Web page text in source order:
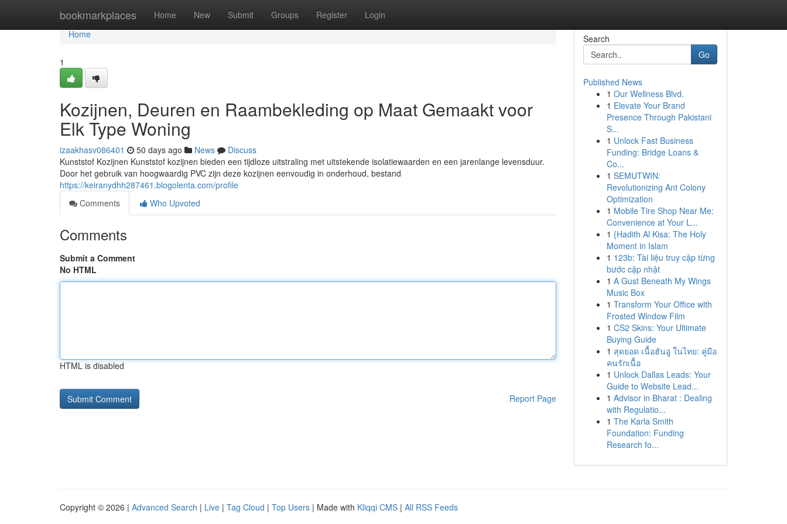
bookmarkplaces Home New Submit Groups Register Login
Home
Home
1
Kozijnen, Deuren en Raambekleding op Maat Gemaakt voor
Elk Type Woning
izaakhasv086401 50 days ago News
Discuss
Kunststof Kozijnen Kunststof kozijnen bieden een tijdloze uitstraling met uitstekende isolatiewaarden en een jarenlange levensduur.
Door het gebruik van hoogwaardig PVC zijn deze kozijnen eenvoudig in onderhoud, bestand
https://keiranydhh287461.blogolenta.com/profile
Comments
Who Upvoted
Comments
Submit a Comment
No HTML
HTML is disabled
Report Page
Search
Go
Published News
1 Our Wellness Blvd.
1 Elevate Your Brand
Presence Through Pakistani
S...
1 Unlock Fast Business
Funding: Bridge Loans &
Co...
1 SEMUTWIN:
Revolutionizing Ant Colony
Optimization
1 Mobile Tire Shop Near Me:
Convenience at Your L...
1 {Hadith Al Kisa: The Holy
Moment in Islam
1 123b: Tài liệu truy cập từng
bước cập nhật
1 A Gust Beneath My Wings
Music Box
1 Transform Your Office with
Frosted Window Film
1 CS2 Skins: Your Ultimate
Buying Guide
1 สุดยอด เนื้อฮันอู ในไทย: คู่มือ
คนรักเนื้อ
1 Unlock Dallas Leads: Your
Guide to Website Lead...
1 Advisor in Bharat : Dealing
with Regulatio...
1 The Karla Smith
Foundation: Funding
Research fo...
Copyright © 2026 | Advanced Search | Live | Tag Cloud | Top Users | Made with Kliqqi CMS | All RSS Feeds